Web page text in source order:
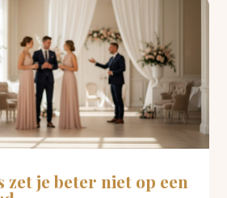
zet je beter niet op een